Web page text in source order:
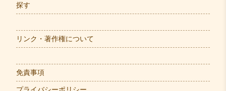
探す
リンク・著作権について
免責事項